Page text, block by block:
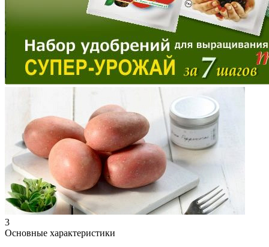
3
Основные характеристики